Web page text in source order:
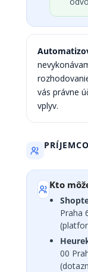
vás právne
vplyv.
Kto
Praha
00